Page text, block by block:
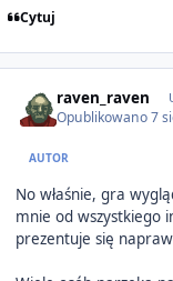
Cytuj
raven_raven
Opublikowano7
AUTOR
No właśnie, gra
mnie od wszystkiego
prezentuje się